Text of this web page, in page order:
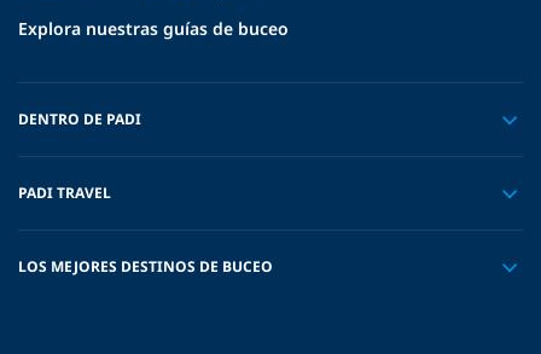
Explora nuestras guías de buceo
DENTRO DE PADI
PADI TRAVEL
LOS MEJORES DESTINOS DE BUCEO